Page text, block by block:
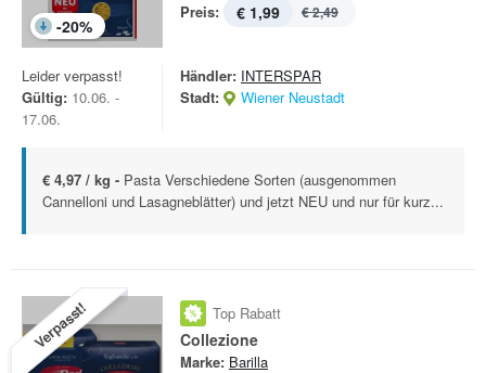
-20%
Preis: € 1,99 € 2,49
Leider verpasst!
Gültig: 10.06. -
17.06.
Händler: INTERSPAR
Stadt:
Wiener Neustadt
€ 4,97 / kg - Pasta Verschiedene Sorten (ausgenommen
Cannelloni und Lasagneblätter) und jetzt NEU und nur für kurz...
Verpasst! Top Rabatt
Collezione
Marke: Barilla